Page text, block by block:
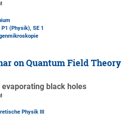
P1 (Physik), SE 1
on Quantum Field Theory
black holes
Physik III